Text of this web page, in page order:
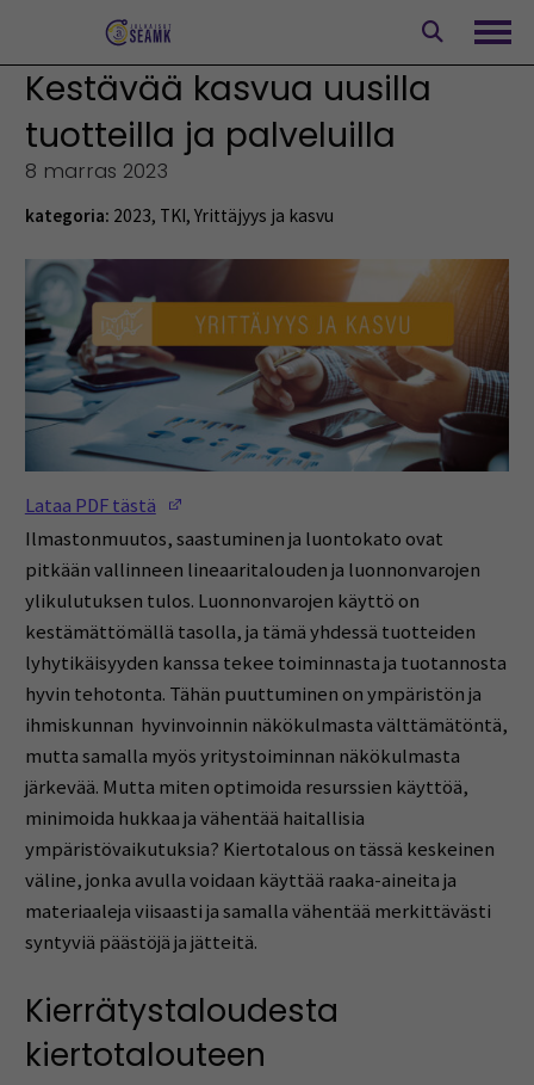
Kestävää kasvua uusilla
tuotteilla ja palveluilla
8 marras 2023
kategoria: 2023, TKI, Yrittäjyys ja kasvu
Lataa PDF tästä
Ilmastonmuutos, saastuminen ja luontokato ovat
pitkään vallinneen lineaaritalouden ja luonnonvarojen
ylikulutuksen tulos. Luonnonvarojen käyttö on
kestämättömällä tasolla, ja tämä yhdessä tuotteiden
lyhytikäisyyden kanssa tekee toiminnasta ja tuotannosta
hyvin tehotonta. Tähän puuttuminen on ympäristön ja
ihmiskunnan hyvinvoinnin näkökulmasta välttämätöntä,
mutta samalla myös yritystoiminnan näkökulmasta
järkevää. Mutta miten optimoida resurssien käyttöä,
minimoida hukkaa ja vähentää haitallisia
ympäristövaikutuksia? Kiertotalous on tässä keskeinen
väline, jonka avulla voidaan käyttää raaka-aineita ja
materiaaleja viisaasti ja samalla vähentää merkittävästi
syntyviä päästöjä ja jätteitä.
Kierrätystaloudesta
kiertotalouteen